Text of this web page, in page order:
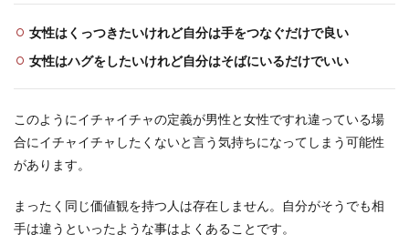
女性はくっつきたいけれど自分は手をつなぐだけで良い
女性はハグをしたいけれど自分はそばにいるだけでいい
このようにイチャイチャの定義が男性と女性ですれ違っている場
合にイチャイチャしたくないと言う気持ちになってしまう可能性
があります。
まったく同じ価値観を持つ人は存在しません。自分がそうでも相
手は違うといったような事はよくあることです。